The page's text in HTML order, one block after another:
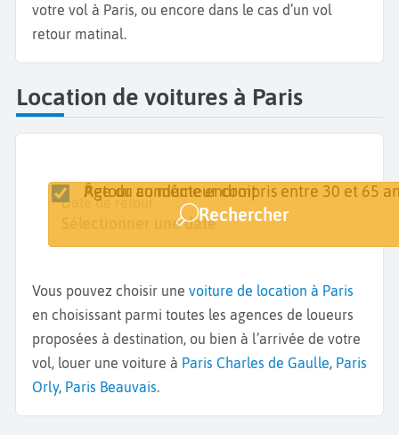
votre vol à Paris, ou encore dans le cas d’un vol
retour matinal.
Location de voitures à Paris
Lieu de retrait
Date de retrait
Sélectionner une date
Date de retour
Sélectionner une date
Retour au même endroit
Âge du conducteur compris entre 30 et 65
Rechercher
Vous pouvez choisir une voiture de location à Paris
en choisissant parmi toutes les agences de loueurs
proposées à destination, ou bien à l’arrivée de votre
vol, louer une voiture à Paris Charles de Gaulle, Paris
Orly, Paris Beauvais.